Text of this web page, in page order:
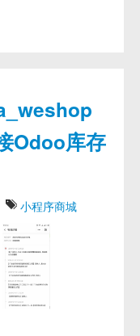
Odoo库存
小程序商城